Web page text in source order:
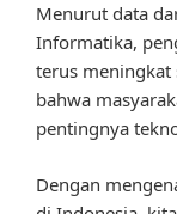
Menurut data
Informatika,
terus meningkat
bahwa
pentingnya
Dengan